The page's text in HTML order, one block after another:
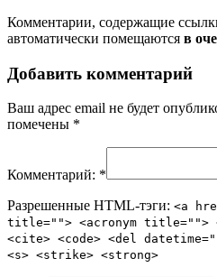
Комментарии, содержащие
автоматически помещаются в
Добавить комментарий
Ваш адрес email не будет
помечены *
Комментарий: *
Разрешенные HTML-тэги: <a
title=""> <acronym title="">
<cite> <code> <del
<s> <strike> <strong>